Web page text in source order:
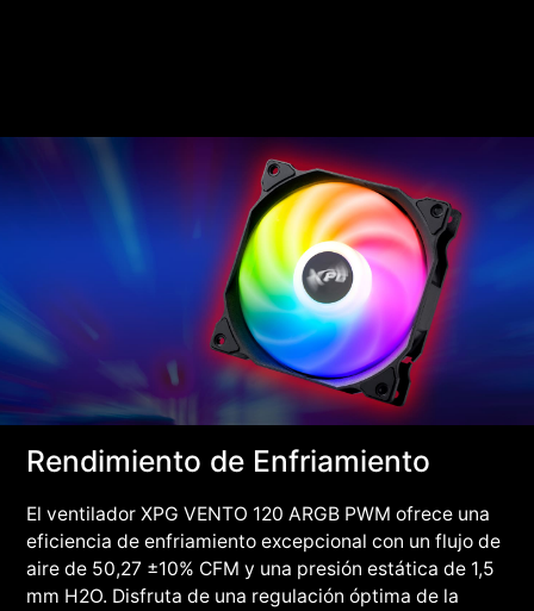
Rendimiento de Enfriamiento
El ventilador XPG VENTO 120 ARGB PWM ofrece una
eficiencia de enfriamiento excepcional con un flujo de
aire de 50,27 ±10% CFM y una presión estática de 1,5
mm H2O. Disfruta de una regulación óptima de la